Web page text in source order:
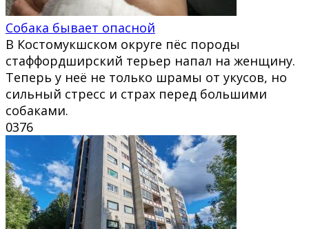
Собака бывает опасной
В Костомукшском округе пёс породы
стаффордширский терьер напал на женщину.
Теперь у неё не только шрамы от укусов, но
сильный стресс и страх перед большими
собаками.
0376